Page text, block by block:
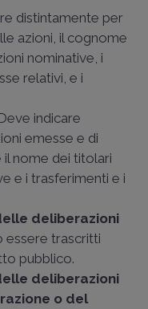
distintamente per
azioni, il cognome
nominative, i
relativi, e i
indicare
emesse e di
nome dei titolari
e i trasferimenti e i
deliberazioni
essere trascritti
pubblico.
deliberazioni
o del